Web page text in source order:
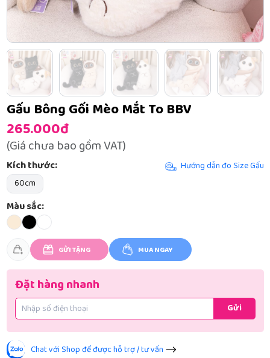
Gấu Bông Gối Mèo Mắt To BBV
265.000đ
(Giá chưa bao gồm VAT)
Kích thước:
Hướng dẫn đo Size Gấu
60cm
Màu sắc:
GỬI TẶNG MUA NGAY
Đặt hàng nhanh
Gửi
Chat với Shop để được hỗ trợ / tư vấn